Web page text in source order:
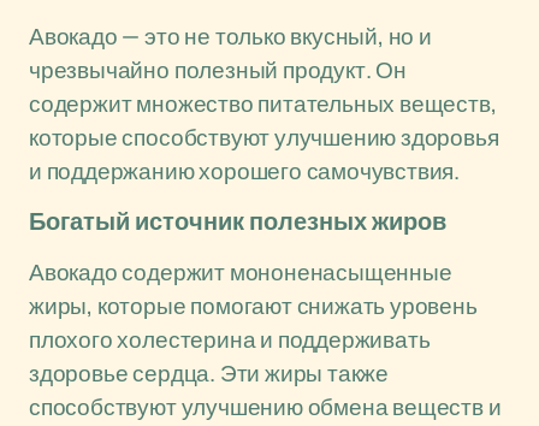
Авокадо — это не только вкусный, но и
чрезвычайно полезный продукт. Он
содержит множество питательных веществ,
которые способствуют улучшению здоровья
и поддержанию хорошего самочувствия.
Богатый источник полезных жиров
Авокадо содержит мононенасыщенные
жиры, которые помогают снижать уровень
плохого холестерина и поддерживать
здоровье сердца. Эти жиры также
способствуют улучшению обмена веществ и